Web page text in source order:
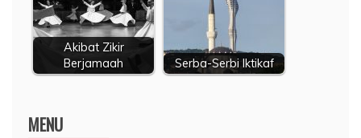
Akibat Zikir
Berjamaah
Serba-Serbi Iktikaf
MENU